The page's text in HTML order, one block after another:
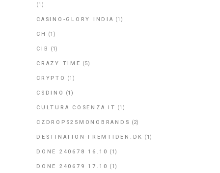
(1)
CASINO-GLORY INDIA (1)
CH (1)
CIB (1)
CRAZY TIME (5)
CRYPTO (1)
CSDINO (1)
CULTURA.COSENZA.IT (1)
CZDROPS25MONOBRANDS (2)
DESTINATION-FREMTIDEN.DK (1)
DONE 240678 16.10 (1)
DONE 240679 17.10 (1)